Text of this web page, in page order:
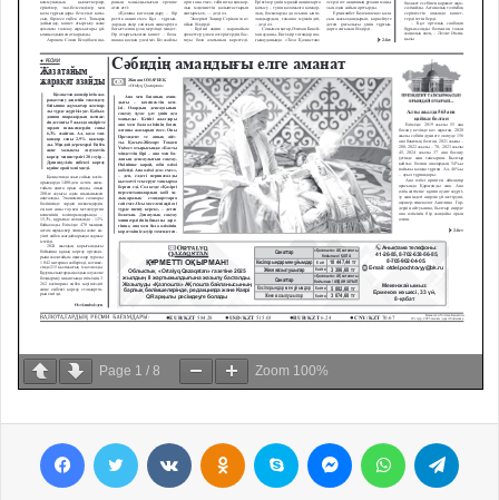
Page 1 / 8 Zoom 100%